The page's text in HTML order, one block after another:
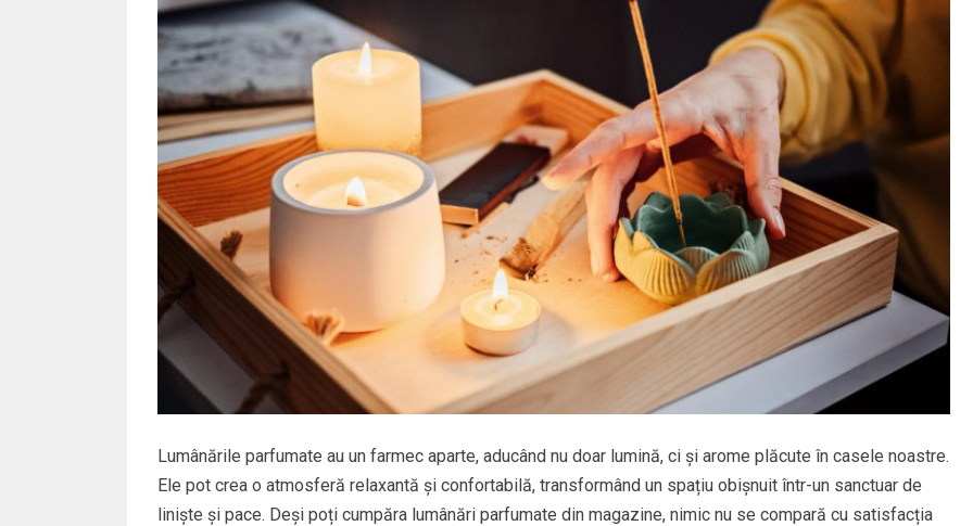
Lumânările parfumate au un farmec aparte, aducând nu doar lumină, ci și arome plăcute în casele noastre.
Ele pot crea o atmosferă relaxantă și confortabilă, transformând un spațiu obișnuit într-un sanctuar de
liniște și pace. Deși poți cumpăra lumânări parfumate din magazine, nimic nu se compară cu satisfacția